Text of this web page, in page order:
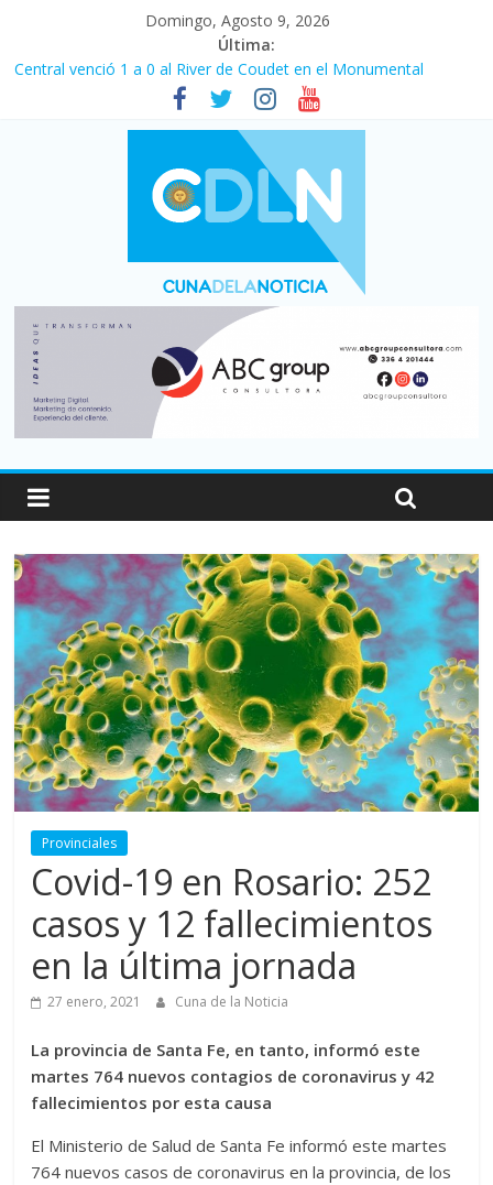
Domingo, Agosto 9, 2026
Última:
Central venció 1 a 0 al River de Coudet en el Monumental
La morosidad alcanzó su nivel más alto en dos décadas y ya
afecta a 400 mil deudores en Santa Fe
Desde que asumió Milei cerraron 41.000 kioscos: el sector
denuncia crisis como en 2001
Vacaciones de invierno con más movimiento y consumo
turístico: 4,6 millones de personas viajaron por el país, un 5,9%
Fuerte caída de la venta de autos usados en julio: bajó un 12,6%
Provinciales
Covid-19 en Rosario: 252
casos y 12 fallecimientos
en la última jornada
27 enero, 2021 Cuna de la Noticia
La provincia de Santa Fe, en tanto, informó este
martes 764 nuevos contagios de coronavirus y 42
fallecimientos por esta causa
El Ministerio de Salud de Santa Fe informó este martes
764 nuevos casos de coronavirus en la provincia, de los